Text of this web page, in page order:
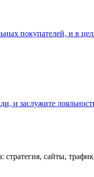
покупателей, и в
и заслужите
стратегия, сайты,